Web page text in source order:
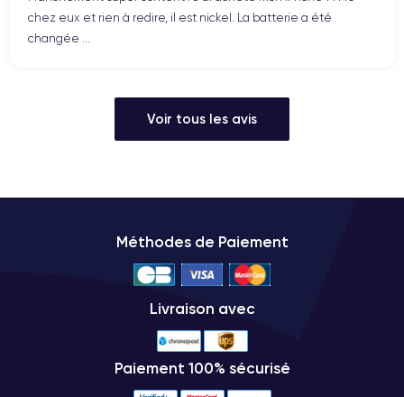
chez eux et rien à redire, il est nickel. La batterie a été
changée ...
Voir tous les avis
Méthodes de Paiement
Livraison avec
Paiement 100% sécurisé